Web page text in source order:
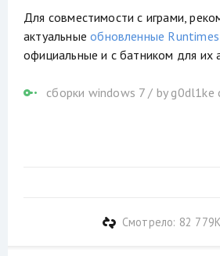
Для совместимости с играми,
актуальныеобновленные
официальные и с батником для их
сборки windows 7 / by g0dl1ke
Смотрело: 82 779